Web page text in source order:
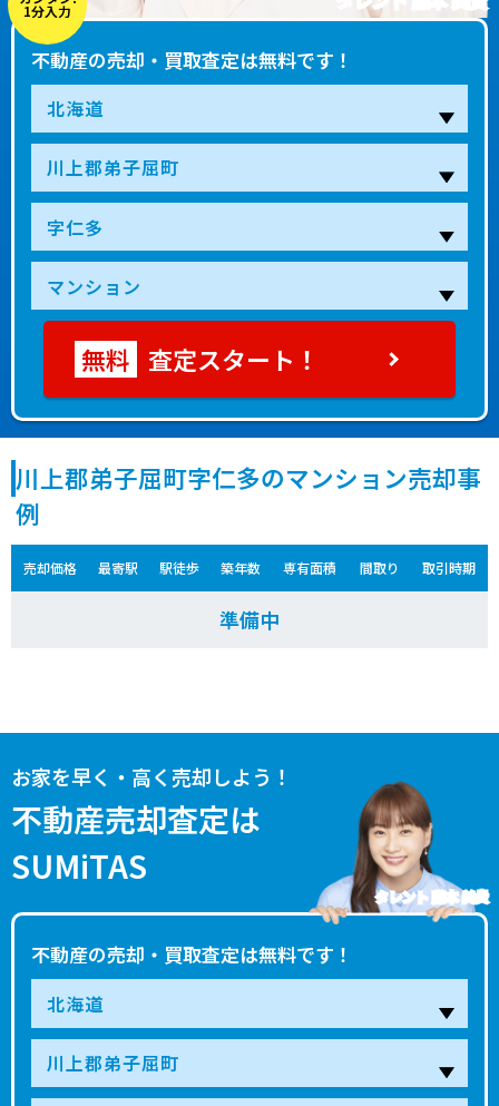
1分入力
不動産の売却・買取査定は無料です！
査定スタート！
川上郡弟子屈町字仁多のマンション売却事
例
売却価格 最寄駅 駅徒歩 築年数 専有面積 間取り 取引時期
準備中
お家を早く・高く売却しよう！
不動産売却査定は
SUMiTAS
不動産の売却・買取査定は無料です！
タレント 藤本 美貴